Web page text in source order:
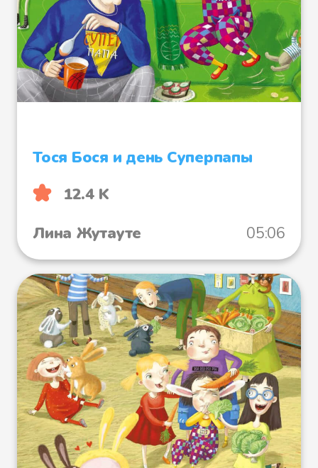
Тося Бося и день Суперпапы
12.4 K
Лина Жутауте
05:06